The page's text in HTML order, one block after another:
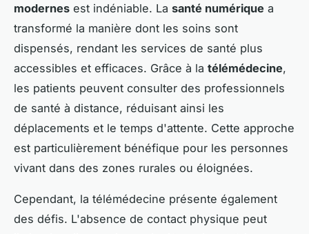
modernes est indéniable. La santé numérique a
transformé la manière dont les soins sont
dispensés, rendant les services de santé plus
accessibles et efficaces. Grâce à la télémédecine,
les patients peuvent consulter des professionnels
de santé à distance, réduisant ainsi les
déplacements et le temps d'attente. Cette approche
est particulièrement bénéfique pour les personnes
vivant dans des zones rurales ou éloignées.
Cependant, la télémédecine présente également
des défis. L'absence de contact physique peut